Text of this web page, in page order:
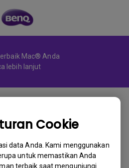
Cookie
data Anda. Kami menggunakan
untuk memastikan Anda
terbaik saat mengunjungi
Mac® Anda
lebih lanjut
GL2040AM